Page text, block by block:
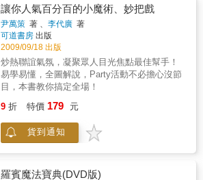
讓你人氣百分百的小魔術、妙把戲
尹萬策 著 、李代廣 著
可道書房 出版
2009/09/18 出版
炒熱聯誼氣氛，凝聚眾人目光焦點最佳幫手！
易學易懂，全圖解說，Party活動不必擔心沒節
目，本書教你搞定全場！
9 折 特價 179 元
貨到通知
羅賓魔法寶典(DVD版)